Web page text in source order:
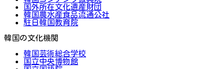
国外所在文化遺産財団
韓国農水産食品流通公社
駐日韓国教育院
韓国の文化機関
韓国芸術総合学校
国立中央博物館